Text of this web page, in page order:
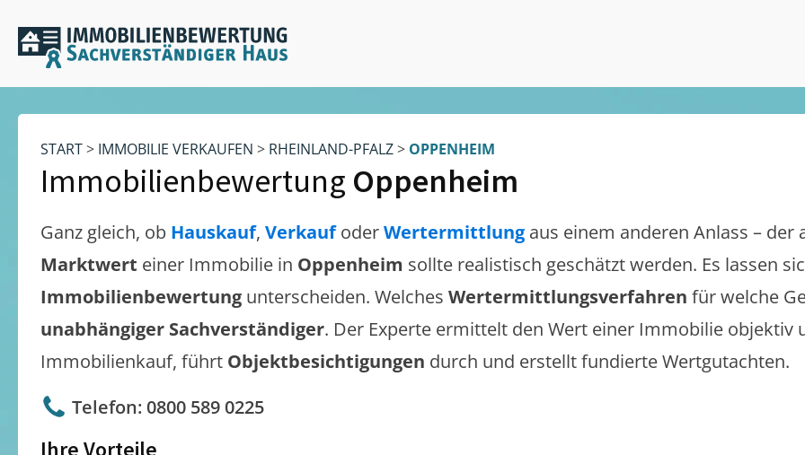
START> IMMOBILIE VERKAUFEN > RHEINLAND-PFALZ> OPPENHEIM
Immobilienbewertung Oppenheim
Ganz gleich, ob Hauskauf, VerkaufoderWertermittlung aus einem anderen Anlass – der
Marktwert einer Immobilie in Oppenheim sollte realistisch geschätzt werden. Es lassen
Immobilienbewertung unterscheiden. Welches Wertermittlungsverfahren für welche
unabhängiger Sachverständiger. Der Experte ermittelt den Wert einer Immobilie objektiv
Immobilienkauf, führt Objektbesichtigungen durch und erstellt fundierte Wertgutachten.
Telefon: 0800 589 0225
Ihre Vorteile